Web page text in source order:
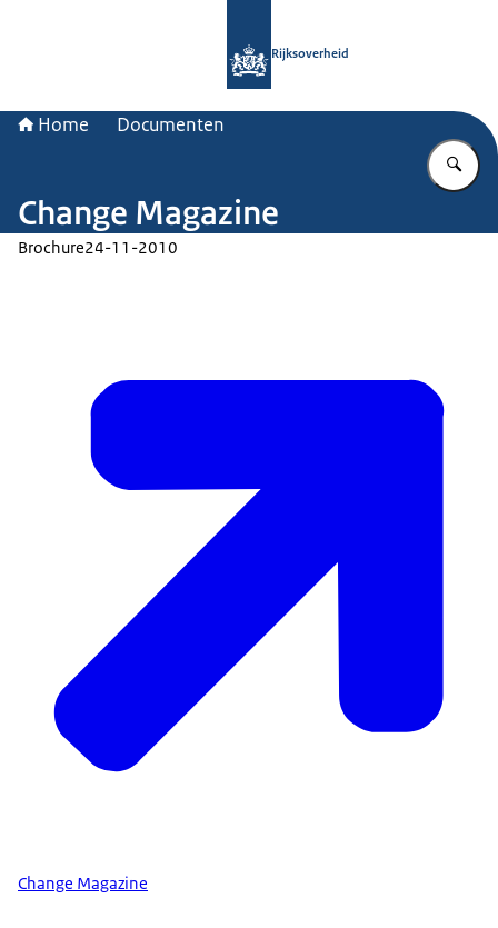
Rijksoverheid
Home Documenten
Change Magazine
Brochure24-11-2010
Change Magazine